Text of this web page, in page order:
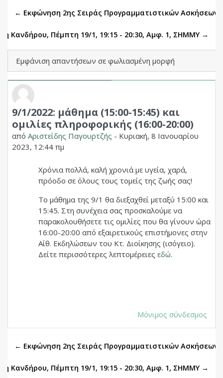
← Εκφώνηση 2ης Σειράς Προγραμματιστικών Ασκήσεων
Κανδήρου, Πέμπτη 19/1, 19:15 - 20:30, Αμφ. 1, ΣΗΜΜΥ →
Λειτουργία εμφάνισης
9/1/2022: μάθημα (15:00-15:45) και
ομιλίες πληροφορικής (16:00-20:00)
από Αριστείδης Παγουρτζής - Κυριακή, 8 Ιανουαρίου
2023, 12:44 πμ
Αριθμός απαντήσεων: 0
Χρόνια πολλά, καλή χρονιά με υγεία, χαρά,
πρόοδο σε όλους τους τομείς της ζωής σας!
Το μάθημα της 9/1 θα διεξαχθεί μεταξύ 15:00 και
15:45. Στη συνέχεια σας προσκαλούμε να
παρακολουθήσετε τις ομιλίες που θα γίνουν ώρα
16:00-20:00 από εξαιρετικούς επιστήμονες στην
Αίθ. Εκδηλώσεων του Κτ. Διοίκησης (ισόγειο).
Δείτε περισσότερες λεπτομέρειες εδώ.
Μόνιμος σύνδεσμος
← Εκφώνηση 2ης Σειράς Προγραμματιστικών Ασκήσεων
Κανδήρου, Πέμπτη 19/1, 19:15 - 20:30, Αμφ. 1, ΣΗΜΜΥ →